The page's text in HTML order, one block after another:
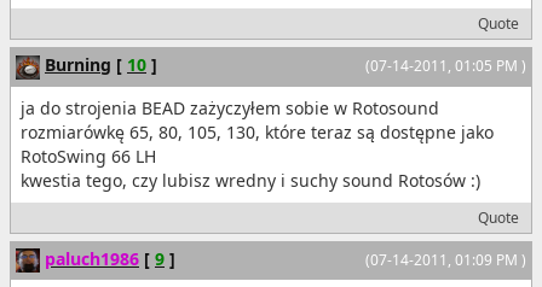
Quote
(07-14-2011, 01:05 PM )
Burning [ 10 ]
ja do strojenia BEAD zażyczyłem sobie w Rotosound
rozmiarówkę 65, 80, 105, 130, które teraz są dostępne jako
RotoSwing 66 LH
kwestia tego, czy lubisz wredny i suchy sound Rotosów :)
Quote
(07-14-2011, 01:09 PM )
paluch1986 [ 9 ]